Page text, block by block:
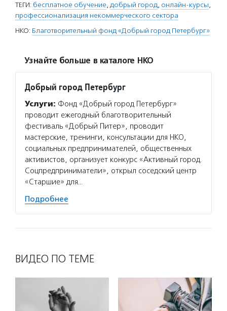
ТЕГИ: бесплатное обучение, добрый город, онлайн-курсы,
профессионализация некоммерческого сектора
НКО: Благотворительный фонд «Добрый город Петербург»
Узнайте больше в каталоге НКО
Добрый город Петербург
Услуги: Фонд «Добрый город Петербург»
проводит ежегодный благотворительный
фестиваль «Добрый Питер», проводит
мастерские, тренинги, консультации для НКО,
социальных предпринимателей, общественных
активистов, организует конкурс «Активный город.
Соцпредприниматели», открыл соседский центр
«Старшие» для…
Подробнее
ВИДЕО ПО ТЕМЕ